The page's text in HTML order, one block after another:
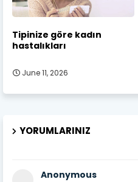
Tipinize göre kadın
hastalıkları
June 11, 2026
YORUMLARINIZ
Anonymous